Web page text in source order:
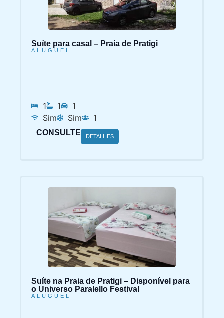
Suíte para casal – Praia de Pratigi
ALUGUEL
1 1
1
Sim
Sim 1
CONSULTE DETALHES
Suíte na Praia de Pratigi – Disponível para
o Universo Paralello Festival
ALUGUEL